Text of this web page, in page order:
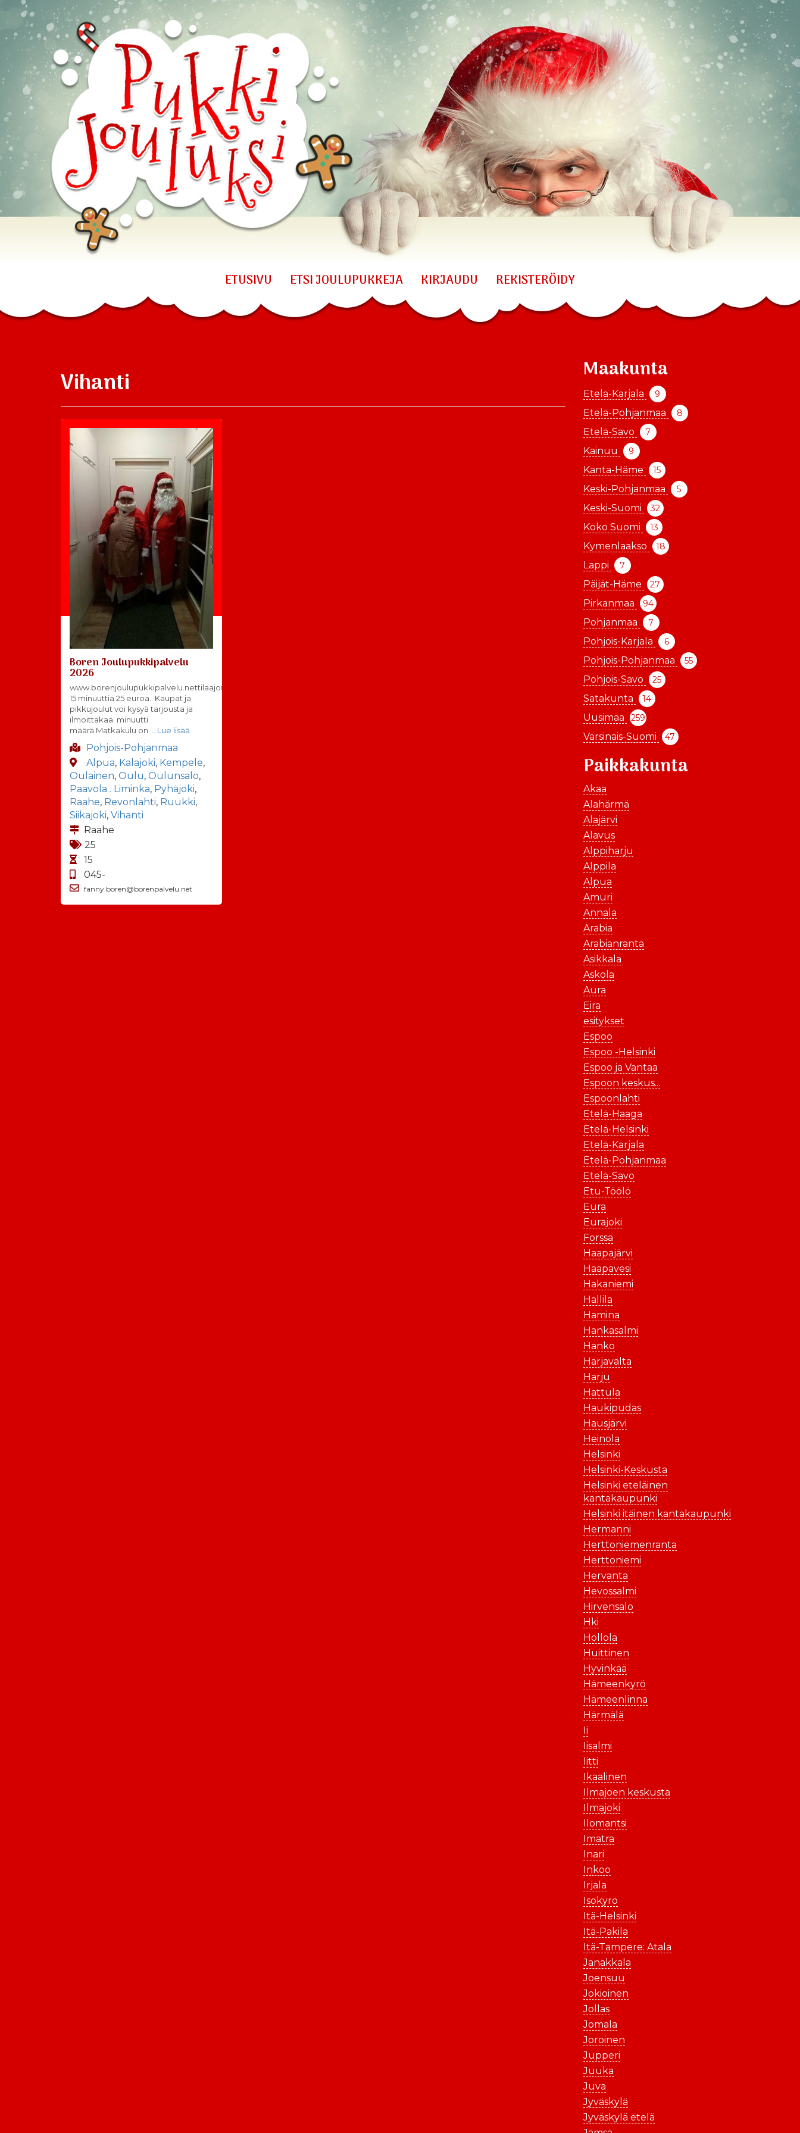
ETUSIVU ETSI JOULUPUKKEJA KIRJAUDU REKISTERÖIDY
Vihanti
Boren Joulupukkipalvelu
2026
www.borenjoulupukkipalvelu.nettilaajoulupukki@borenjoulupukkipalvelu.net
15 minuuttia 25 euroa. Kaupat ja
pikkujoulut voi kysyä tarjousta ja
ilmoittakaa minuutti
määrä.Matkakulu on … Lue lisää
Pohjois-Pohjanmaa
Alpua, Kalajoki, Kempele,
Oulainen, Oulu, Oulunsalo,
Paavola . Liminka, Pyhäjoki,
Raahe, Revonlahti, Ruukki,
Siikajoki, Vihanti
Raahe
25
15
045-
fanny.boren@borenpalvelu.net
Maakunta
Etelä-Karjala 9
Etelä-Pohjanmaa 8
Etelä-Savo 7
Kainuu 9
Kanta-Häme 15
Keski-Pohjanmaa 5
Keski-Suomi 32
Koko Suomi 13
Kymenlaakso 18
Lappi 7
Päijät-Häme 27
Pirkanmaa 94
Pohjanmaa 7
Pohjois-Karjala 6
Pohjois-Pohjanmaa 55
Pohjois-Savo 25
Satakunta 14
Uusimaa 259
Varsinais-Suomi 47
Paikkakunta
Akaa
Alahärmä
Alajärvi
Alavus
Alppiharju
Alppila
Alpua
Amuri
Annala
Arabia
Arabianranta
Asikkala
Askola
Aura
Eira
esitykset
Espoo
Espoo -Helsinki
Espoo ja Vantaa
Espoon keskus...
Espoonlahti
Etelä-Haaga
Etelä-Helsinki
Etelä-Karjala
Etelä-Pohjanmaa
Etelä-Savo
Etu-Töölö
Eura
Eurajoki
Forssa
Haapajärvi
Haapavesi
Hakaniemi
Hallila
Hamina
Hankasalmi
Hanko
Harjavalta
Harju
Hattula
Haukipudas
Hausjärvi
Heinola
Helsinki
Helsinki-Keskusta
Helsinki eteläinen
kantakaupunki
Helsinki itäinen kantakaupunki
Hermanni
Herttoniemenranta
Herttoniemi
Hervanta
Hevossalmi
Hirvensalo
Hki
Hollola
Huittinen
Hyvinkää
Hämeenkyrö
Hämeenlinna
Härmälä
Ii
Iisalmi
Iitti
Ikaalinen
Ilmajoen keskusta
Ilmajoki
Ilomantsi
Imatra
Inari
Inkoo
Irjala
Isokyrö
Itä-Helsinki
Itä-Pakila
Itä-Tampere: Atala
Janakkala
Joensuu
Jokioinen
Jollas
Jomala
Joroinen
Jupperi
Juuka
Juva
Jyväskylä
Jyväskylä etelä